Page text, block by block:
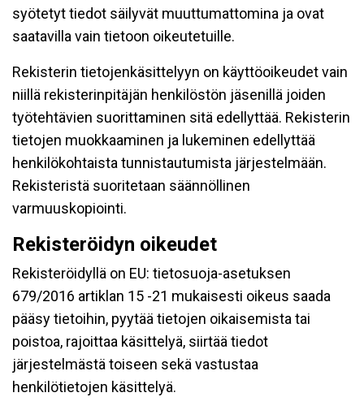
syötetyt tiedot säilyvät muuttumattomina ja ovat
saatavilla vain tietoon oikeutetuille.
Rekisterin tietojenkäsittelyyn on käyttöoikeudet vain
niillä rekisterinpitäjän henkilöstön jäsenillä joiden
työtehtävien suorittaminen sitä edellyttää. Rekisterin
tietojen muokkaaminen ja lukeminen edellyttää
henkilökohtaista tunnistautumista järjestelmään.
Rekisteristä suoritetaan säännöllinen
varmuuskopiointi.
Rekisteröidyn oikeudet
Rekisteröidyllä on EU: tietosuoja-asetuksen
679/2016 artiklan 15 -21 mukaisesti oikeus saada
pääsy tietoihin, pyytää tietojen oikaisemista tai
poistoa, rajoittaa käsittelyä, siirtää tiedot
järjestelmästä toiseen sekä vastustaa
henkilötietojen käsittelyä.